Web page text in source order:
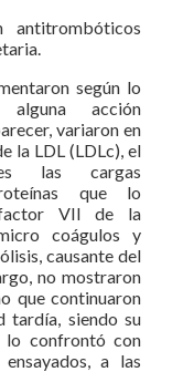
antitrombóticos
según lo
acción
variaron en
la LDL (LDLc), el
las cargas
que lo
factor VII de la
coágulos y
causante del
no mostraron
que continuaron
tardía, siendo su
lo confrontó con
a las